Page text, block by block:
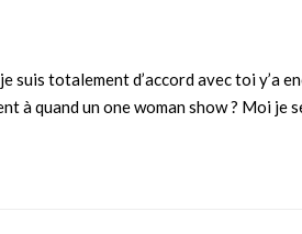
suis totalement d’accord avec toi y’a
à quand un one woman show ? Moi je